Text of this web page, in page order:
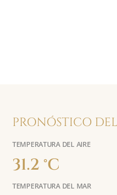
PRONÓSTICO
TEMPERATURA DEL AIRE
31.2 °C
TEMPERATURA DEL MAR